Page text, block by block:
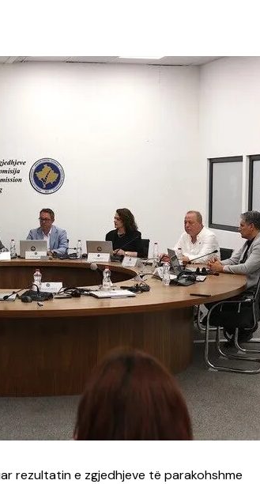
INTERVISTA EMISION
PIKËPAMJE
RECETA E DITES
RELAKS
RETRO JAVORE
rezultatin e zgjedhjeve të parakohshme